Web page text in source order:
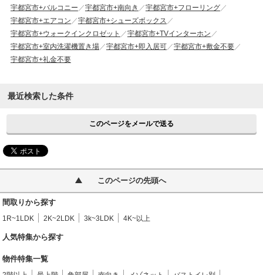
宇都宮市+バルコニー
宇都宮市+南向き
宇都宮市+フローリング
宇都宮市+エアコン
宇都宮市+シューズボックス
宇都宮市+ウォークインクロゼット
宇都宮市+TVインターホン
宇都宮市+室内洗濯機置き場
宇都宮市+即入居可
宇都宮市+敷金不要
宇都宮市+礼金不要
最近検索した条件
このページをメールで送る
このページの先頭へ
間取りから探す
1R~1LDK 2K~2LDK 3k~3LDK 4K~以上
人気特集から探す
物件特集一覧